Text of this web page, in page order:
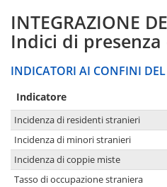
INTEGRAZIONE
Indici di
INDICATORI AI CONFINI
Indicatore
Incidenza di residenti stranieri
Incidenza di minori stranieri
Incidenza di coppie miste
Tasso di occupazione straniera